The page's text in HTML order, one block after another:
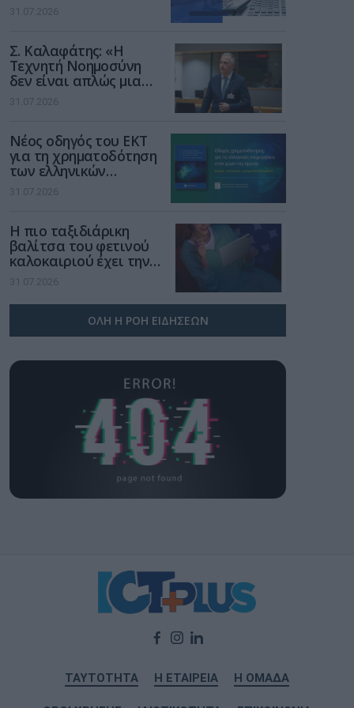
αφορούν τους ΦΗΜ
31.07.2026
Σ. Καλαφάτης: «Η
Τεχνητή Νοημοσύνη
δεν είναι απλώς μια
νέα τεχνολογία, είναι
μια νέα βιομηχανική
31.07.2026
Νέος οδηγός του ΕΚΤ
για τη χρηματοδότηση
των ελληνικών
επιχειρήσεων στον
χώρο της άμυνας
31.07.2026
Η πιο ταξιδιάρικη
βαλίτσα του φετινού
καλοκαιριού έχει την
υπογραφή της Xiaomi
31.07.2026
ΟΛΗ Η ΡΟΗ ΕΙΔΗΣΕΩΝ
ΤΑΥΤΟΤΗΤΑ Η ΕΤΑΙΡΕΙΑ Η ΟΜΑΔΑ